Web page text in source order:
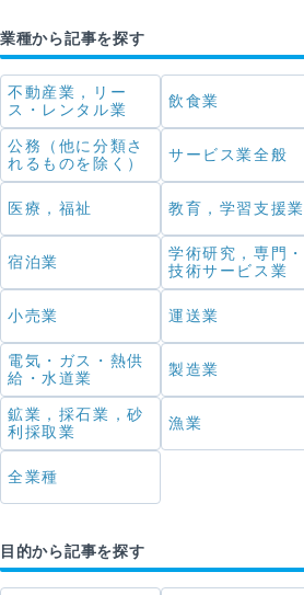
業種から記事を探す
不動産業，リー
ス・レンタル業
飲食業
公務（他に分類さ
れるものを除く）
サービス業全般
医療，福祉 教育，学習支援業
宿泊業
学術研究，専門・
技術サービス業
小売業 運送業
電気・ガス・熱供
給・水道業
製造業
鉱業，採石業，砂
利採取業
漁業
全業種
目的から記事を探す